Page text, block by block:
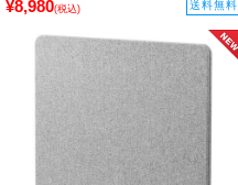
¥8,980(税込) 送料無料